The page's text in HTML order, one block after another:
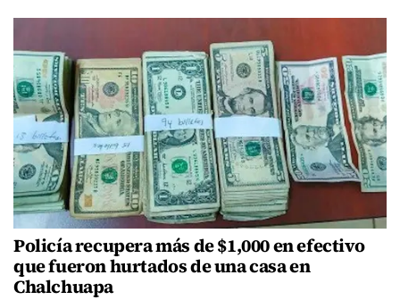
Policía recupera más de $1,000 en efectivo
que fueron hurtados de una casa en
Chalchuapa